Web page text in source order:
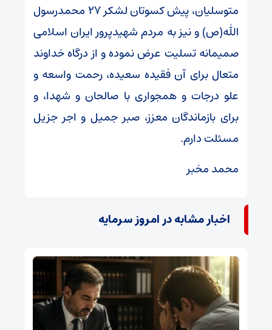
متوسلیان، پیش کسوتان لشکر ۲۷ محمدرسول
الله(ص) و نیز به مردم شهیدپرور ایران اسلامی
صمیمانه تسلیت عرض نموده و از درگاه خداوند
متعال برای آن فقیده سعیده، رحمت واسعه و
علو درجات و همجواری با صالحان و شهدا، و
برای بازماندگان معزز، صبر جمیل و اجر جزیل
مسئلت دارم.
محمد مخبر
اخبار مشابه در امروز سرمایه